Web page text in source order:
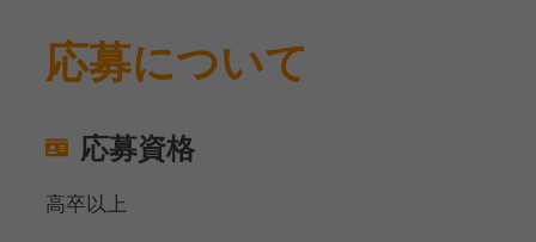
応募について
応募資格
高卒以上